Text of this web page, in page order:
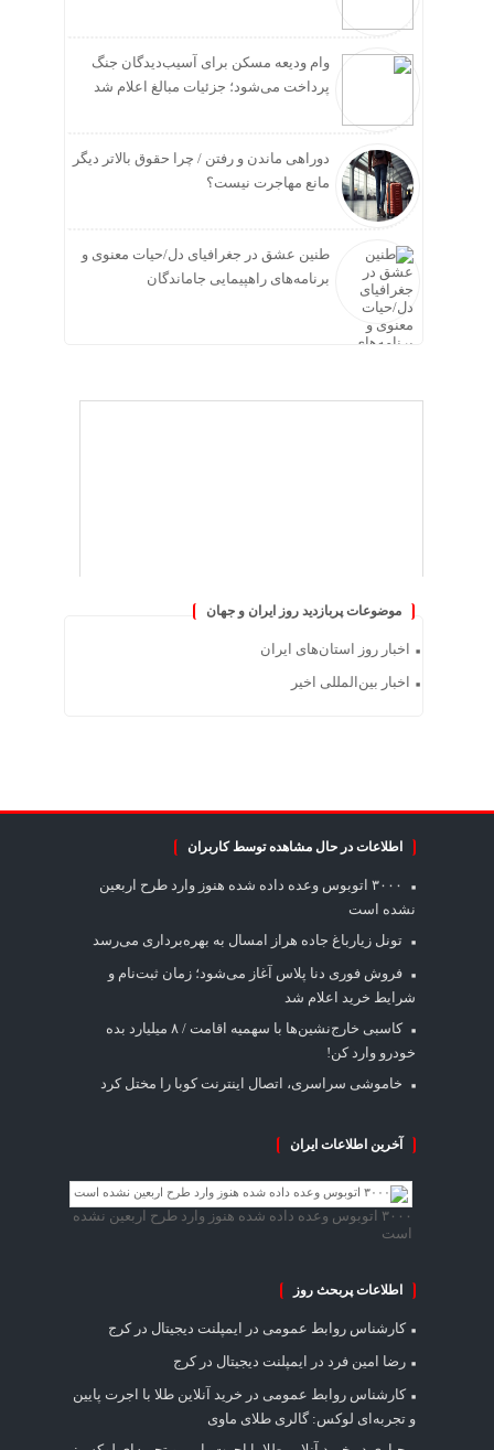
وام ودیعه مسکن برای آسیب‌دیدگان جنگ
پرداخت می‌شود؛ جزئیات مبالغ اعلام شد
دوراهی ماندن و رفتن / چرا حقوق بالاتر دیگر
مانع مهاجرت نیست؟
طنین عشق در جغرافیای دل/حیات معنوی و
برنامه‌های راهپیمایی جاماندگان
موضوعات پربازدید روز ایران و جهان
اخبار روز استان‌های ایران
اخبار بین‌المللی اخیر
اطلاعات در حال مشاهده توسط کاربران
۳۰۰۰ اتوبوس وعده داده شده هنوز وارد طرح اربعین
نشده است
تونل زیارباغ جاده هراز امسال به بهره‌برداری می‌رسد
فروش فوری دنا پلاس آغاز می‌شود؛ زمان ثبت‌نام و
شرایط خرید اعلام شد
کاسبی خارج‌نشین‌ها با سهمیه اقامت / ۸ میلیارد بده
خودرو وارد کن!
خاموشی سراسری، اتصال اینترنت کوبا را مختل کرد
آخرین اطلاعات ایران
۳۰۰۰ اتوبوس وعده داده شده هنوز وارد طرح اربعین نشده
است
اطلاعات پربحث روز
کارشناس روابط عمومی در
ایمپلنت دیجیتال در کرج
رضا امین فرد در
ایمپلنت دیجیتال در کرج
کارشناس روابط عمومی در خرید آنلاین طلا با اجرت پایین
و تجربه‌ای لوکس: گالری طلای ماوی